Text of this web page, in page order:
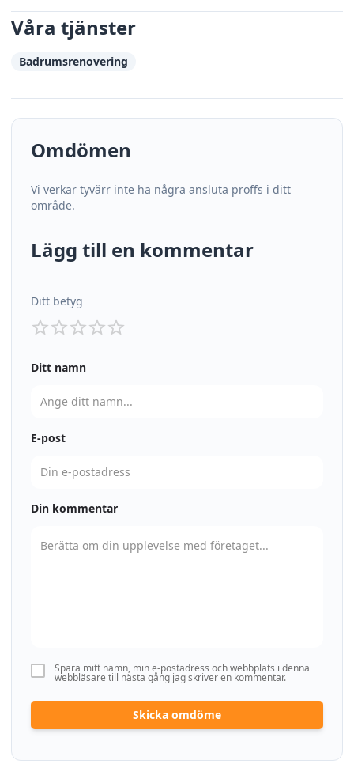
Våra tjänster
Badrumsrenovering
Omdömen
Vi verkar tyvärr inte ha några ansluta proffs i ditt
område.
Lägg till en kommentar
Ditt betyg
Ditt namn
E-post
Din kommentar
Spara mitt namn, min e-postadress och webbplats i denna
webbläsare till nästa gång jag skriver en kommentar.
Skicka omdöme